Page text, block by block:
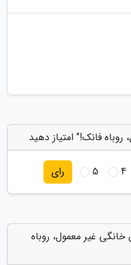
فانک!" امتیاز دهید
4
5 رای
غیر معمول، روباه